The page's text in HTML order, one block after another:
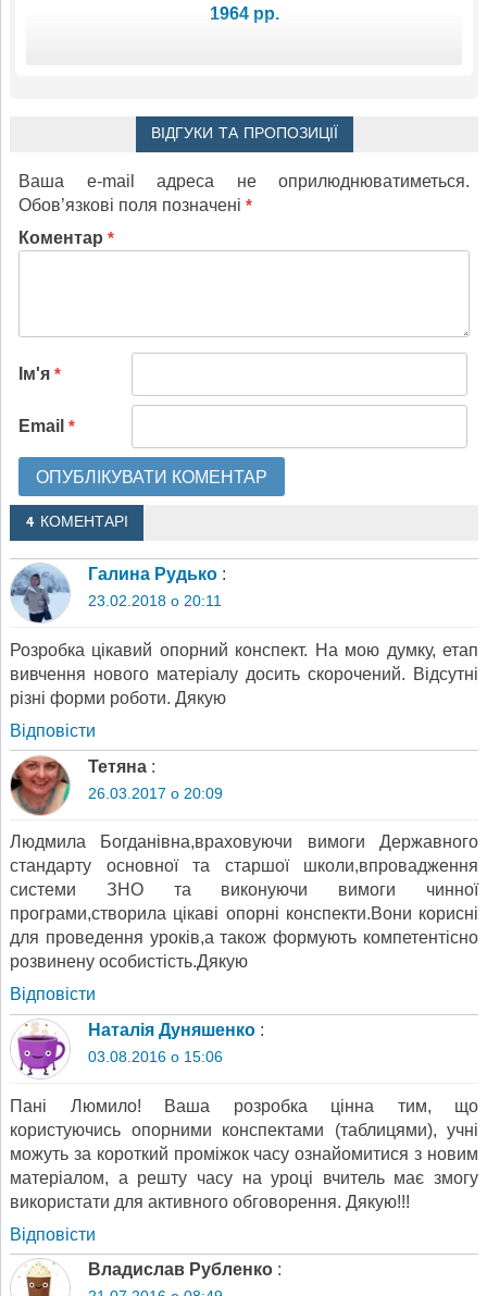
1964 рр.
ВІДГУКИ ТА ПРОПОЗИЦІЇ
Ваша e-mail адреса не оприлюднюватиметься.
Обов’язкові поля позначені *
Коментар *
Ім'я *
Email *
4 КОМЕНТАРІ
Галина Рудько :
23.02.2018 о 20:11
Розробка цікавий опорний конспект. На мою думку, етап
вивчення нового матеріалу досить скорочений. Відсутні
різні форми роботи. Дякую
Відповіcти
Тетяна :
26.03.2017 о 20:09
Людмила Богданівна,враховуючи вимоги Державного
стандарту основної та старшої школи,впровадження
системи ЗНО та виконуючи вимоги чинної
програми,створила цікаві опорні конспекти.Вони корисні
для проведення уроків,а також формують компетентісно
розвинену особистість.Дякую
Відповіcти
Наталія Дуняшенко :
03.08.2016 о 15:06
Пані Люмило! Ваша розробка цінна тим, що
користуючись опорними конспектами (таблицями), учні
можуть за короткий проміжок часу ознайомитися з новим
матеріалом, а решту часу на уроці вчитель має змогу
використати для активного обговорення. Дякую!!!
Відповіcти
Владислав Рубленко :